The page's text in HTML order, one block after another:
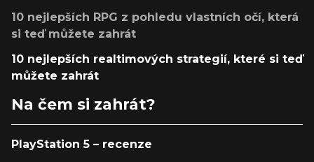
10 nejlepších RPG z pohledu vlastních očí, která
si teď můžete zahrát
10 nejlepších realtimových strategií, které si teď
můžete zahrát
Na čem si zahrát?
PlayStation 5 – recenze